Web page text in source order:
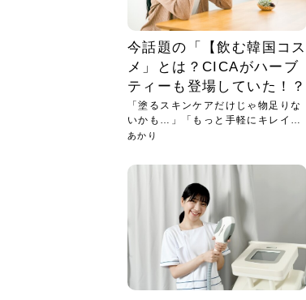
今話題の「【飲む韓国コス
メ」とは？CICAがハーブ
ティーも登場していた！？
「塗るスキンケアだけじゃ物足りな
いかも…」「もっと手軽にキレイを
目指...
あかり